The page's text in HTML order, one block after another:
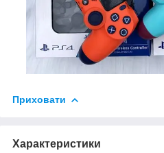
Приховати
Характеристики